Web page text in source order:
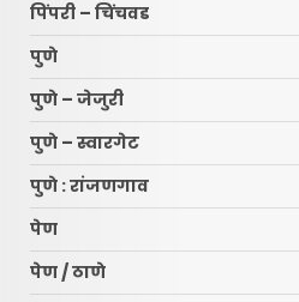
पिंपरी – चिंचवड
पुणे
पुणे – जेजुरी
पुणे – स्वारगेट
पुणे : रांजणगाव
पेण
पेण / ठाणे